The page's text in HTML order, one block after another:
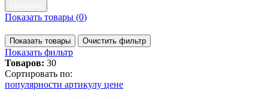
Показать товары (0)
Показать товары Очистить фильтр
Показать фильтр
Товаров: 30
Сортировать по:
популярности артикулу цене